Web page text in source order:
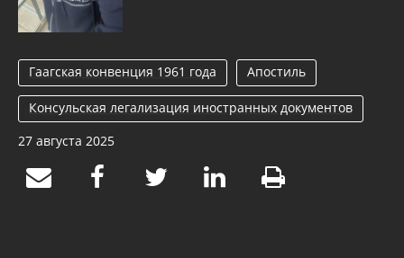
Гаагская конвенция 1961 года Апостиль
Консульская легализация иностранных документов
27 августа 2025